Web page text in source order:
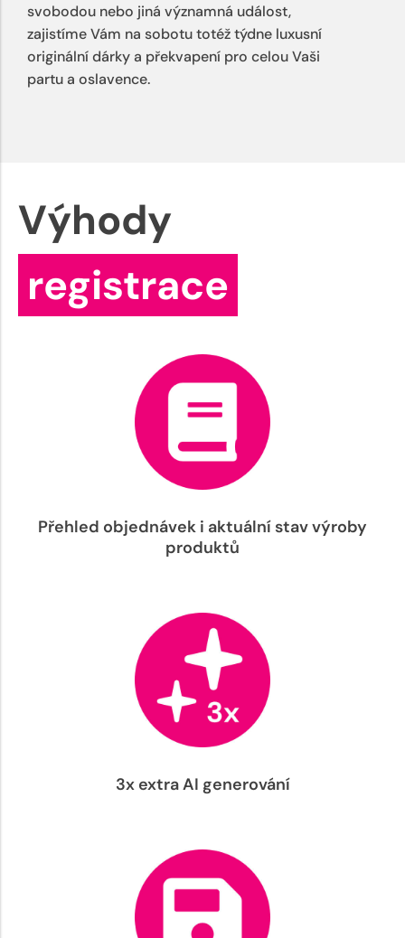
svobodou nebo jiná významná událost,
zajistíme Vám na sobotu totéž týdne luxusní
originální dárky a překvapení pro celou Vaši
partu a oslavence.
Výhody
registrace
Přehled objednávek i aktuální stav výroby
produktů
3x extra AI generování